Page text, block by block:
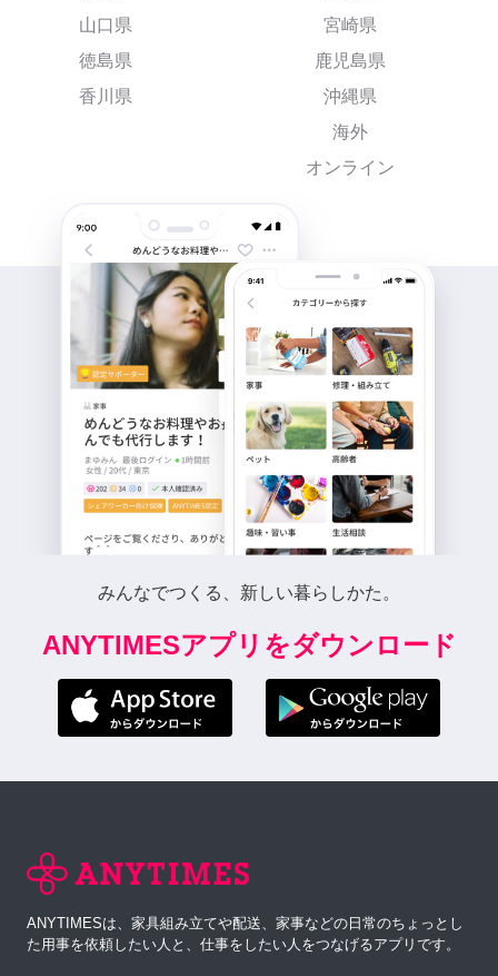
山口県
徳島県
香川県
宮崎県
鹿児島県
沖縄県
海外
オンライン
みんなでつくる、新しい暮らしかた。
ANYTIMESアプリをダウンロード
ANYTIMESは、家具組み立てや配送、家事などの日常のちょっとし
た用事を依頼したい人と、仕事をしたい人をつなげるアプリです。